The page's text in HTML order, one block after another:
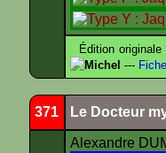
Édition
Michel ---
371 Le Docteur
Alexandre